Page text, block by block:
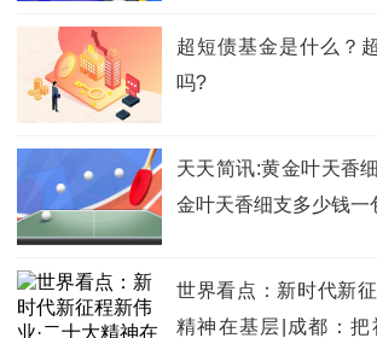
超短债基金是什么？
吗?
天天简讯:黄金叶天香
金叶天香细支多少钱一
世界看点：新时代新
精神在基层|成都：把